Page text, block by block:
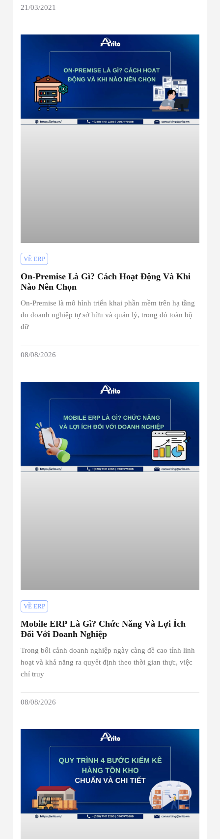
21/03/2021
VỀ ERP
On-Premise Là Gì? Cách Hoạt Động Và Khi
Nào Nên Chọn
On-Premise là mô hình triển khai phần mềm trên hạ tầng
do doanh nghiệp tự sở hữu và quản lý, trong đó toàn bộ
dữ
08/08/2026
VỀ ERP
Mobile ERP Là Gì? Chức Năng Và Lợi Ích
Đối Với Doanh Nghiệp
Trong bối cảnh doanh nghiệp ngày càng đề cao tính linh
hoạt và khả năng ra quyết định theo thời gian thực, việc
chỉ truy
08/08/2026